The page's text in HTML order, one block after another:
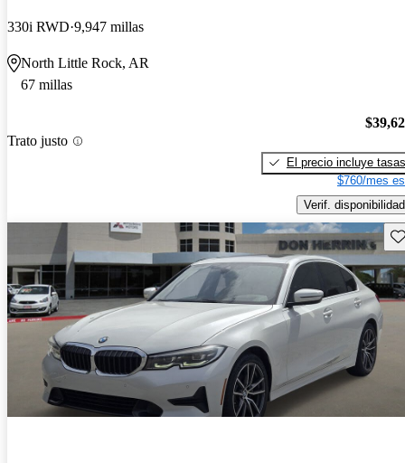
330i RWD 9,947 millas
North Little Rock, AR
67 millas
Trato justo
El precio incluye tasas
$760/mes
Verif. disponibilidad